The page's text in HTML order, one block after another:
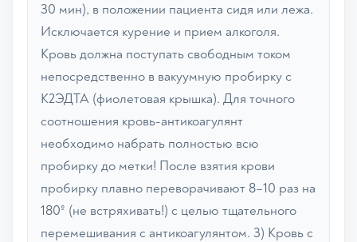
30 мин), в положении пациента сидя или лежа.
Исключается курение и прием алкоголя.
Кровь должна поступать свободным током
непосредственно в вакуумную пробирку с
К2ЭДТА (фиолетовая крышка). Для точного
соотношения кровь-антикоагулянт
необходимо набрать полностью всю
пробирку до метки! После взятия крови
пробирку плавно переворачивают 8–10 раз на
180º (не встряхивать!) с целью тщательного
перемешивания с антикоагулянтом. 3) Кровь с